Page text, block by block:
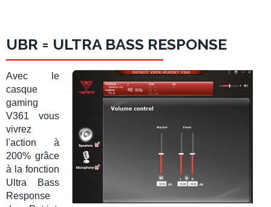
UBR = ULTRA BASS RESPONSE
Avec le
casque
gaming
V361 vous
vivrez
l'action à
200% grâce
à la fonction
Ultra Bass
Response